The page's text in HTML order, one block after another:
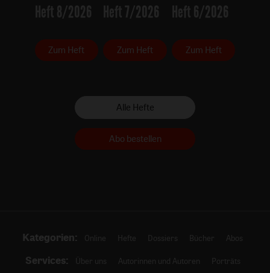
Heft 8/2026
Zum Heft
Heft 7/2026
Zum Heft
Heft 6/2026
Zum Heft
Alle Hefte
Abo bestellen
Kategorien: Online Hefte Dossiers Bücher Abos
Services: Über uns Autorinnen und Autoren
Porträts